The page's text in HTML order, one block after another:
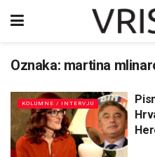
Oznaka: martina
KOLUMNE / INTERVJU